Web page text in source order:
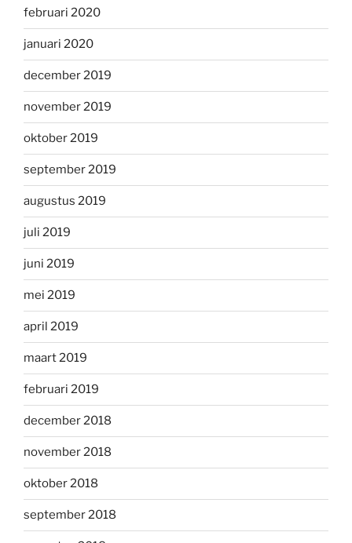
februari 2020
januari 2020
december 2019
november 2019
oktober 2019
september 2019
augustus 2019
juli 2019
juni 2019
mei 2019
april 2019
maart 2019
februari 2019
december 2018
november 2018
oktober 2018
september 2018